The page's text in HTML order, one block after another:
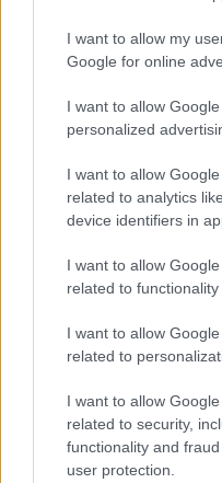
I want to allow my
Google for online
I want to allow
personalized
I want to allow
related to analytics
device identifiers in
I want to allow
related to
I want to allow
related to
I want to allow
related to security,
functionality and
user protection.
Cómo preparar una
exquisitos
MÁS LEÍDOS
Cinco destinos
verano